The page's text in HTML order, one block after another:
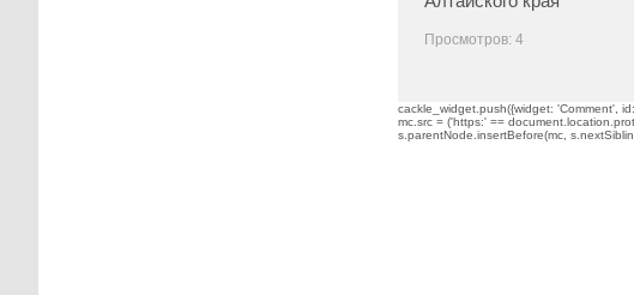
Просмотров: 4
cackle_widget.push({widget: 'Comment',
mc.src = ('https:' ==
s.parentNode.insertBefore(mc,